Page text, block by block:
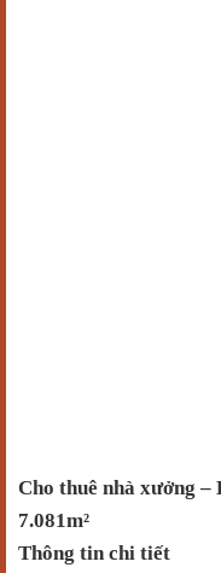
Cho thuê nhà xưởng –
7.081m²
Thông tin chi tiết